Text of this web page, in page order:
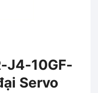
J4-10GF-
Servo